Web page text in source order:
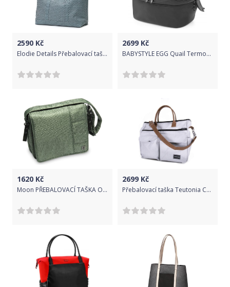
2590 Kč
Elodie Details Přebalovací taška Tote Turquoise Nouveau
2699 Kč
BABYSTYLE EGG Quail Termokoš na kočárek
1620 Kč
Moon PŘEBALOVACÍ TAŠKA Olive panama 2019
2699 Kč
Přebalovací taška Teutonia Care Melange Light 2019